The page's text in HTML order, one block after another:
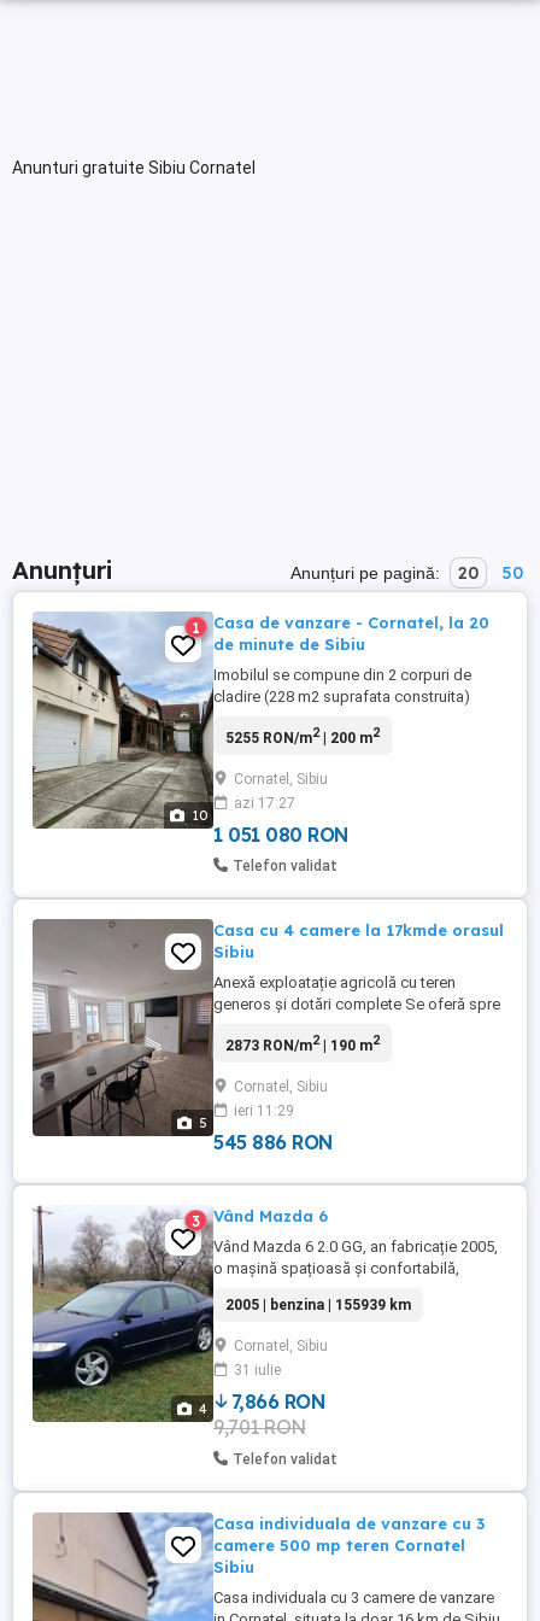
Anunturi gratuite Sibiu Cornatel
Anunțuri Anunțuri pe pagină: 20 50
10
1
Casa de vanzare - Cornatel, la 20
de minute de Sibiu
Imobilul se compune din 2 corpuri de
cladire (228 m2 suprafata construita)
constructii) de 669 m2, suprafata fiind
in CF fara sarcini, unic proprietar, construit
in anul 2003. Cele 2 corpuri comunica
printr-o terasa acoperita. ...
5255 RON/m2| 200 m2
Cornatel, Sibiu
azi 17:27
1 051 080 RON
Telefon validat
5
Casa cu 4 camere la 17kmde orasul
Sibiu
Anexă exploatație agricolă cu teren
generos și dotări complete Se oferă spre
agricolă, cu o suprafață construită totală
astfel: Pivniță: aproximativ 30 mp; Parter:
aproximativ 80 mp; Mansardă: aproximativ
80 mp. Proprietatea ...
2873 RON/m2| 190 m2
Cornatel, Sibiu
ieri 11:29
545 886 RON
4
3 Vând Mazda 6
Vând Mazda 6 2.0 GG, an fabricație 2005,
o mașină spațioasă și confortabilă,
cât și pentru drumuri mai lungi. Mașina
este înmatriculată și se află în stare bună
de funcționare. Detalii tehnice: An
fabricație: 2005 Motor: 2.0 benzină (1.999
cm ) Putere: 147 ...
2005 | benzina | 155939 km
Cornatel, Sibiu
31 iulie
7,866 RON
9,701 RON
Telefon validat
Casa individuala de vanzare cu 3
camere 500 mp teren Cornatel
Sibiu
Casa individuala cu 3 camere de vanzare